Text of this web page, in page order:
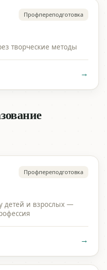
Профпереподготовка
творческие методы
→
Профпереподготовка
детей и взрослых —
→